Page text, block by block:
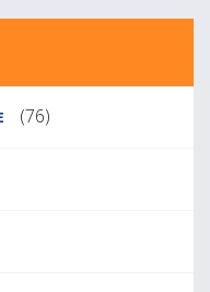
(76)